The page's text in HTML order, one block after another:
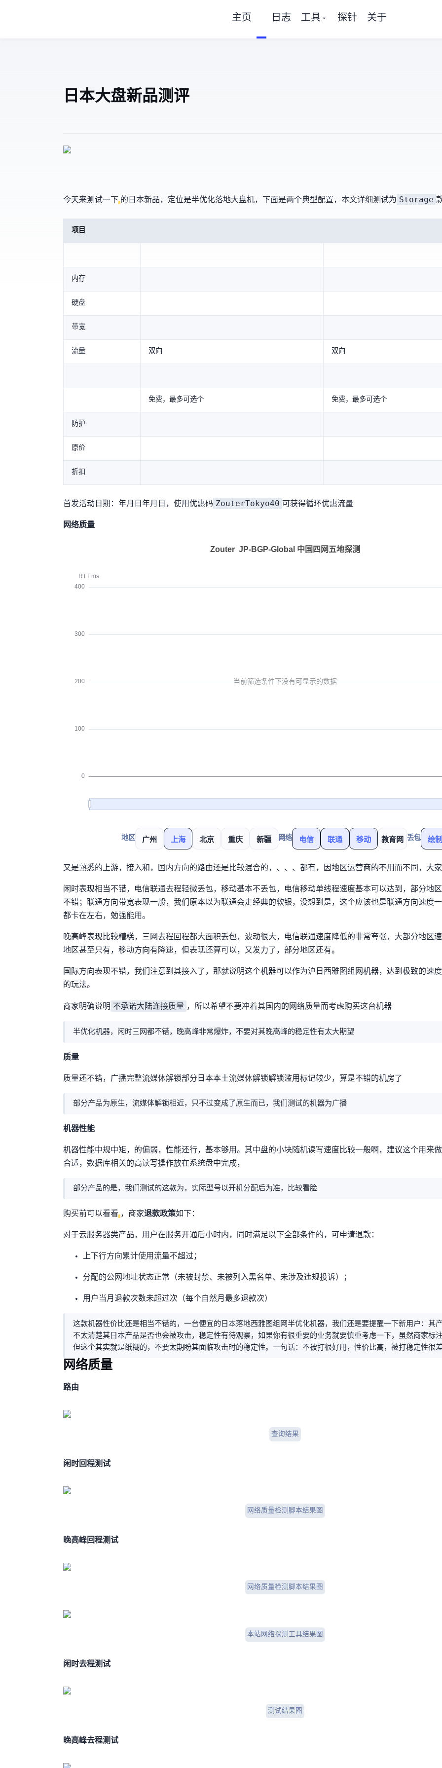
主页 日志 工具 探针 关于
Zouter 日本Global&大盘 新品测评
今天来测试一下 的日本新品，定位是半优化落地/大盘机，下面是两个典型配置，本文详细测试为 Storage
项目
内存
硬盘
带宽
流量 2048GB(双向) 2048GB(双向)
免费，最多可选16个 免费，最多可选16个
防护
原价
折扣
首发活动日期：2026年6月18日~2026年7月1日，使用优惠码 ZouterTokyo40 可获得循环优惠40% & 流量2TB
网络质量
地区 广州 上海 北京 重庆 新疆 网络 电信 联通 移动 教育网 丢包 绘制
又是熟悉的上游，接入和Skyline Connect，国内方向的路由还是比较混合的， 、 、 、 都有，因地区/运营商的不用而不同，大
闲时表现相当不错，电信联通去程轻微丢包(1-3%)，移动基本不丢包，电信移动单线程速度基本可以达到300Mbps，部分地区甚至
不错；联通方向带宽表现一般，我们原本以为联通会走经典的软银，没想到是NTT/Lumen，这个应该也是联通方向速
都卡在50Mbps左右，勉强能用。
晚高峰表现比较糟糕，三网去程回程都大面积丢包(10-20%)，波动很大，电信联通速度降低的非常夸张，大部分地区速度不
地区甚至只有5Mbps，移动方向有降速，但表现还算可以，Lumen又发力了，部分地区还有200Mbps。
国际方向表现不错，我们注意到其接入了GSL，那就说明这个机器可以作为沪-日-西雅图组网机器，达到极致82ms的
的玩法。
商家明确说明 不承诺大陆连接质量 ，所以希望不要冲着其国内的网络质量而考虑购买这台机器
半优化机器，闲时三网都不错，晚高峰非常爆炸，不要对其晚高峰的稳定性有太大期望
IP质量
IP质量还不错，广播IP+完整流媒体解锁+部分日本本土流媒体解锁(DMM解锁)+滥用标记较少，算是不错的机房IP了
部分产品为原生IP，流媒体解锁相近，只不过变成了原生IP而已，我们测试的机器为广播IP
机器性能
机器性能中规中矩，intel的CPU偏弱，IO性能还行，基本够用。其中HDD盘的小块随机读写速度比较一般啊，建议这个HDD用
合适，数据库相关的高IO读写操作放在系统盘NVME SSD中完成，
部分产品的CPU是AMD EPYC 7763，我们测试的这款为Intel CPU，实际型号以开机分配后为准，比较看脸
购买前可以看看 ，商家退款政策如下：
对于云服务器类产品，用户在服务开通后 24 小时内，同时满足以下全部条件的，可申请退款：
上下行方向累计使用流量不超过 30GB；
分配的公网 IP 地址状态正常（未被封禁、未被列入黑名单、未涉及违规投诉）；
用户当月退款次数未超过 1 次（每个自然月最多退款 1 次）
这款机器性价比还是相当不错的，一台便宜的日本落地/西雅图GSL组网/半优化机器，我们还是要提醒一下新用户：其HK产品经
不太清楚其日本产品是否也会被攻击，稳定性有待观察，如果你有很重要的业务就要慎重考虑一下，虽然商家标注有自
但这个其实就是纸糊的，不要太期盼其面临攻击时的稳定性。一句话：不被打很好用，性价比高，被打稳定性很
网络质量
BGP路由
BGPtools查询结果
闲时IPV4回程测试
网络质量检测脚本结果图
晚高峰IPV4回程测试
网络质量检测脚本结果图
本站网络探测工具结果图
闲时ITDOG去程测试
ITDOG 测试结果图
晚高峰ITDOG去程测试